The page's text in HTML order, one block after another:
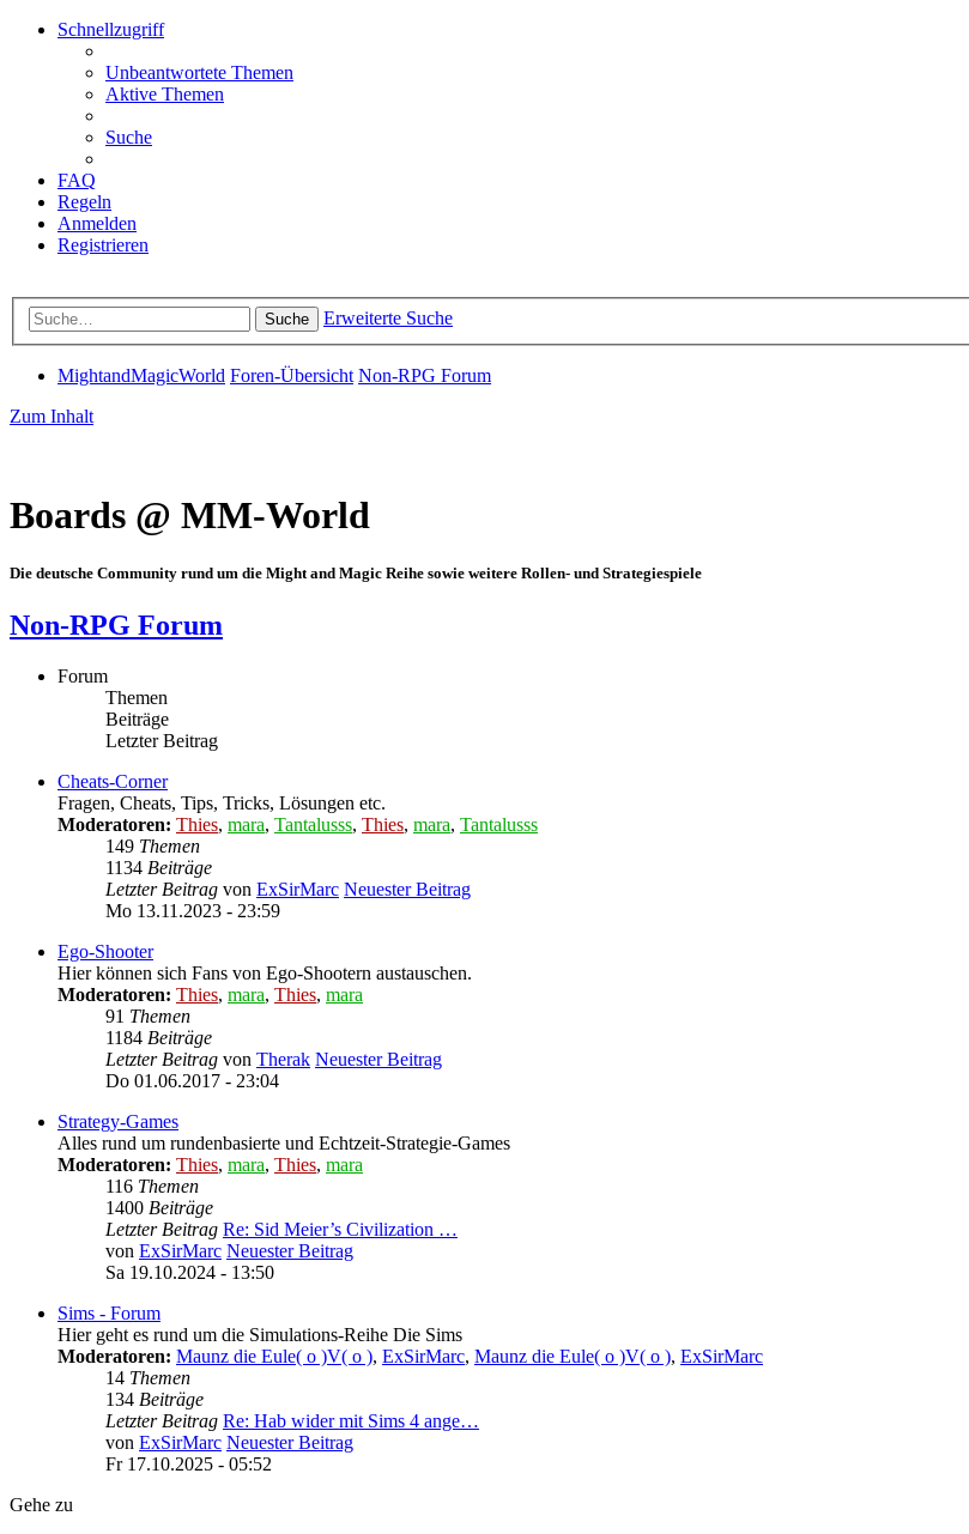
Schnellzugriff
Unbeantwortete Themen
Aktive Themen
Suche
FAQ
Regeln
Anmelden
Registrieren
Suche Erweiterte Suche
MightandMagicWorld Foren-Übersicht Non-RPG Forum
Zum Inhalt
Boards @ MM-World
Die deutsche Community rund um die Might and Magic Reihe sowie weitere Rollen- und Strategiespiele
Non-RPG Forum
Forum
Themen
Beiträge
Letzter Beitrag
Cheats-Corner
Fragen, Cheats, Tips, Tricks, Lösungen etc.
Moderatoren: Thies, mara, Tantalusss, Thies, mara, Tantalusss
149 Themen
1134 Beiträge
Letzter Beitrag von ExSirMarc Neuester Beitrag
Mo 13.11.2023 - 23:59
Ego-Shooter
Hier können sich Fans von Ego-Shootern austauschen.
Moderatoren: Thies, mara, Thies, mara
91 Themen
1184 Beiträge
Letzter Beitrag von Therak Neuester Beitrag
Do 01.06.2017 - 23:04
Strategy-Games
Alles rund um rundenbasierte und Echtzeit-Strategie-Games
Moderatoren: Thies, mara, Thies, mara
116 Themen
1400 Beiträge
Letzter Beitrag Re: Sid Meier’s Civilization …
von ExSirMarc Neuester Beitrag
Sa 19.10.2024 - 13:50
Sims - Forum
Hier geht es rund um die Simulations-Reihe Die Sims
Moderatoren: Maunz die Eule( o )V( o ), ExSirMarc, Maunz die Eule( o )V( o ), ExSirMarc
14 Themen
134 Beiträge
Letzter Beitrag Re: Hab wider mit Sims 4 ange…
von ExSirMarc Neuester Beitrag
Fr 17.10.2025 - 05:52
Gehe zu